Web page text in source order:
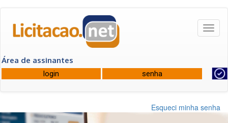
Área de assinantes
Esqueci minha senha